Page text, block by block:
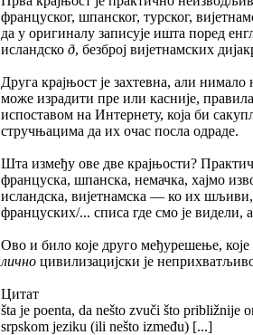
француског, шпанског, турског,
да у оригиналу записује ишта поред
исландско ð, безброј вијетнамских
Друга крајњост је захтевна, али
може израдити пре или касније,
испоставом на Интернету, која би
стручњацима да их очас посла одраде.
Шта између ове две крајњости?
француска, шпанска, немачка, хајмо
исландска, вијетнамска — ко их
француских/... списа где смо је видели,
Ово и било које друго међурешење,
лично цивилизацијски је
Цитат
šta je poenta, da nešto zvuči što približnije
srpskom jeziku (ili nešto između) [...]